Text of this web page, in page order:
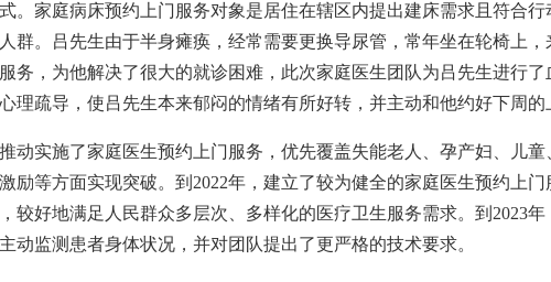
。家庭病床预约上门服务对象是居住在辖区内提出建床需求且符合
群。吕先生由于半身瘫痪，经常需要更换导尿管，常年坐在轮椅上
务，为他解决了很大的就诊困难，此次家庭医生团队为吕先生进行
理疏导，使吕先生本来郁闷的情绪有所好转，并主动和他约好下周的
动实施了家庭医生预约上门服务，优先覆盖失能老人、孕产妇、儿
励等方面实现突破。到2022年，建立了较为健全的家庭医生预约上
较好地满足人民群众多层次、多样化的医疗卫生服务需求。到2023
动监测患者身体状况，并对团队提出了更严格的技术要求。